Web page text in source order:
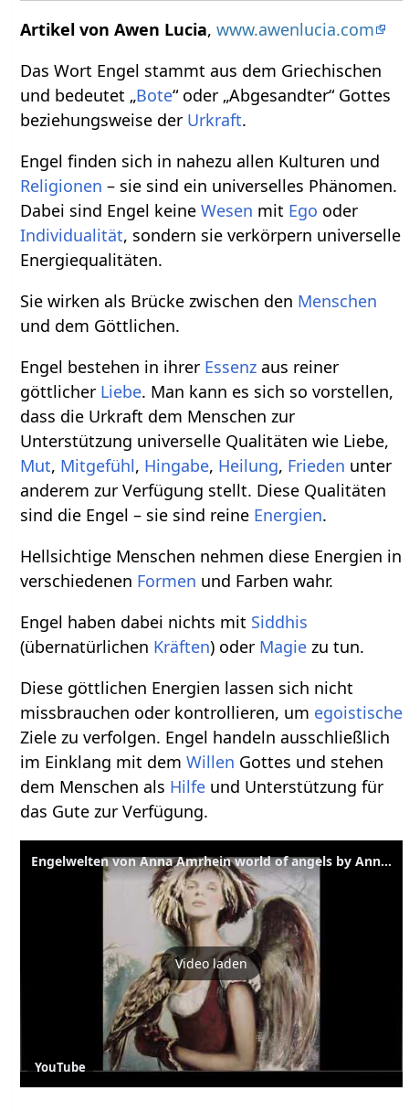
Artikel von Awen Lucia,www.awenlucia.com
Das Wort Engel stammt aus dem Griechischen
und bedeutet „Bote“ oder „Abgesandter“ Gottes
beziehungsweise der Urkraft.
Engel finden sich in nahezu allen Kulturen und
Religionen – sie sind ein universelles Phänomen.
Dabei sind Engel keineWesen mit Ego oder
Individualität, sondern sie verkörpern universelle
Energiequalitäten.
Sie wirken als Brücke zwischen den Menschen
und dem Göttlichen.
Engel bestehen in ihrer Essenz aus reiner
göttlicher Liebe. Man kann es sich so vorstellen,
dass die Urkraft dem Menschen zur
Unterstützung universelle Qualitäten wie Liebe,
Mut, Mitgefühl, Hingabe, Heilung, Frieden unter
anderem zur Verfügung stellt. Diese Qualitäten
sind die Engel – sie sind reine Energien.
Hellsichtige Menschen nehmen diese Energien in
verschiedenen Formen und Farben wahr.
Engel haben dabei nichts mit Siddhis
(übernatürlichen Kräften) oder Magie zu tun.
Diese göttlichen Energien lassen sich nicht
missbrauchen oder kontrollieren, um egoistische
Ziele zu verfolgen. Engel handeln ausschließlich
im Einklang mit demWillen Gottes und stehen
dem Menschen als Hilfe und Unterstützung für
das Gute zur Verfügung.
Engelwelten von Anna Amrhein world of angels by Anna Amrhein
Video laden
YouTube